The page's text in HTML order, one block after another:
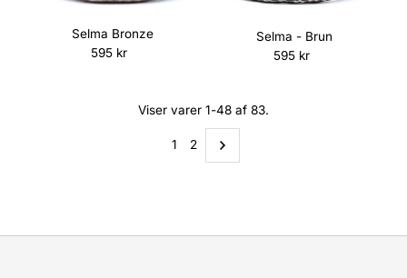
Selma Bronze
Normalpris
595 kr
Selma - Brun
Normalpris
595 kr
Viser varer 1-48 af 83.
1 2